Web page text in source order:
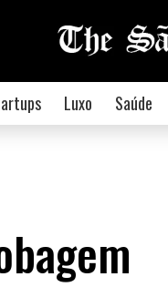
Luxo Saúde